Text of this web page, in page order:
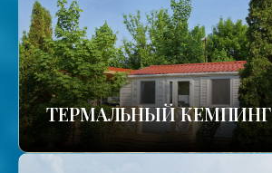
ТЕРМАЛЬНЫЙ КЕМПИНГ